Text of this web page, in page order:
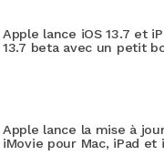
Apple lance iOS 13.7 et
13.7 beta avec un petit
Apple lance la mise à
iMovie pour Mac, iPad et